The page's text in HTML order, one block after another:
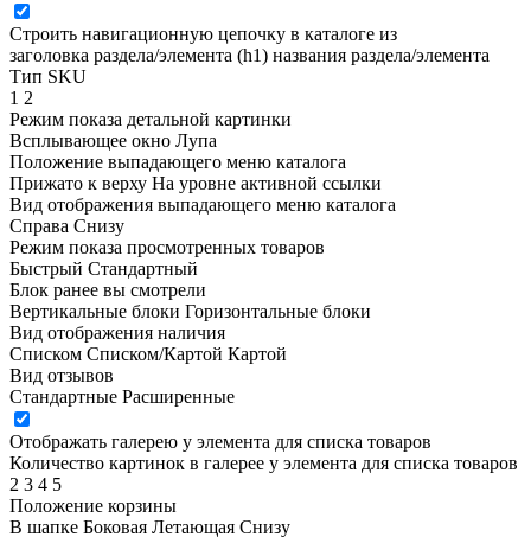
Строить навигационную цепочку в каталоге из
заголовка раздела/элемента (h1) названия раздела/элемента
Тип SKU
1 2
Режим показа детальной картинки
Всплывающее окно Лупа
Положение выпадающего меню каталога
Прижато к верху На уровне активной ссылки
Вид отображения выпадающего меню каталога
Справа Снизу
Режим показа просмотренных товаров
Быстрый Стандартный
Блок ранее вы смотрели
Вертикальные блоки Горизонтальные блоки
Вид отображения наличия
Списком Списком/Картой Картой
Вид отзывов
Стандартные Расширенные
Отображать галерею у элемента для списка товаров
Количество картинок в галерее у элемента для списка товаров
2 3 4 5
Положение корзины
В шапке Боковая Летающая Снизу